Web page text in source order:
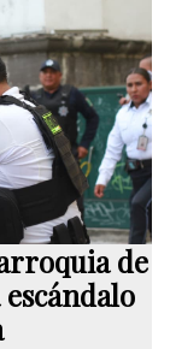
de